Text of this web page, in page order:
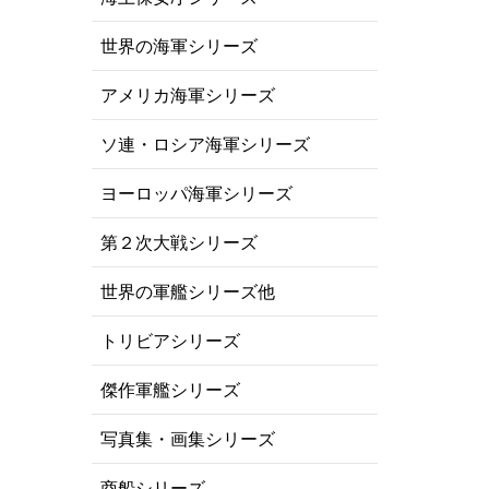
世界の海軍シリーズ
アメリカ海軍シリーズ
ソ連・ロシア海軍シリーズ
ヨーロッパ海軍シリーズ
第２次大戦シリーズ
世界の軍艦シリーズ他
トリビアシリーズ
傑作軍艦シリーズ
写真集・画集シリーズ